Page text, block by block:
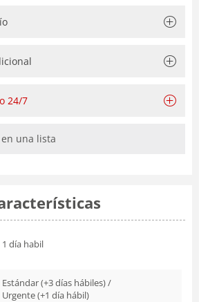
24/7
una lista
1 día habil
Estándar (+3 días hábiles) /
Urgente (+1 día hábil)